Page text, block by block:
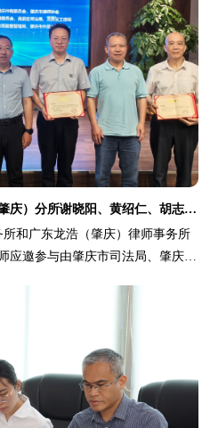
【简讯】龙浩律师总所和龙浩（肇庆）分所谢晓阳、黄绍仁、胡志国三位律师应邀参与肇庆市以法惠企涉外知识产权保护暨法律服务专题活动
所和广东龙浩（肇庆）律师事务所
应邀参与由肇庆市司法局、肇庆市
暨法律服务”专题活动